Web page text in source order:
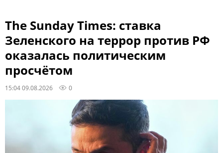
The Sunday Times: ставка
Зеленского на террор против РФ
оказалась политическим
просчётом
15:04 09.08.2026 0